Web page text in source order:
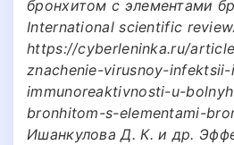
бронхитом с элементами
International scientific
https://cyberleninka.ru/
znachenie-virusnoy-
immunoreaktivnosti-u-
bronhitom-s-elementami-
Ишанкулова Д. К. и др.